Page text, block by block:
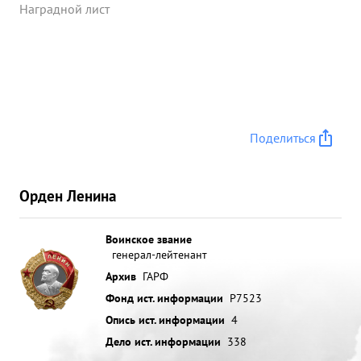
с наименьшей затратой сил, главными силами
Наградной лист
Поделиться
Орден Ленина
Воинское звание
генерал-лейтенант
Архив ГАРФ
Фонд ист. информации Р7523
Опись ист. информации 4
Дело ист. информации 338